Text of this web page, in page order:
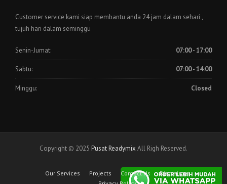
Customer service kami siap membantu anda 24 jam dalam sehari ,
tujuh hari dalam seminggu
Senin-Jumat: 07:00 - 17:00
Sabtu: 07:00 - 14:00
Minggu: Closed
Copyright © 2025 Pusat Readymix All Righ Reserved.
Our Services Projects Contact Us
Disclaimer